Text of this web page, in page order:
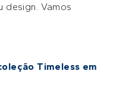
design. Vamos
Timeless em